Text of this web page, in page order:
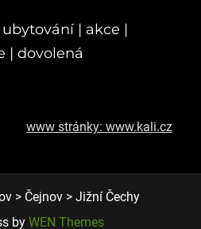
ubytování | akce |
| dovolená
www stránky: www.kali.cz
> Čejnov > Jižní Čechy
byWEN Themes